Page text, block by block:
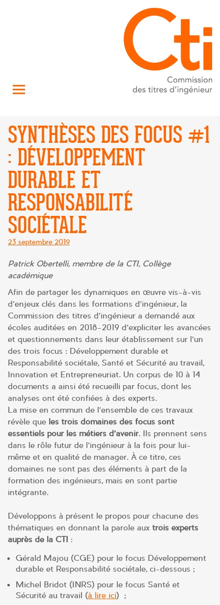
SYNTHÈSES DES FOCUS #1
: DÉVELOPPEMENT
DURABLE ET
RESPONSABILITÉ
SOCIÉTALE
Posté
23 septembre 2019
Patrick Obertelli, membre de la CTI, Collège
académique
Afin de partager les dynamiques en œuvre vis-à-vis
d’enjeux clés dans les formations d’ingénieur, la
Commission des titres d’ingénieur a demandé aux
écoles auditées en 2018-2019 d’expliciter les avancées
et questionnements dans leur établissement sur l’un
des trois focus : Développement durable et
Responsabilité sociétale, Santé et Sécurité au travail,
Innovation et Entrepreneuriat. Un corpus de 10 à 14
documents a ainsi été recueilli par focus, dont les
analyses ont été confiées à des experts.
La mise en commun de l’ensemble de ces travaux
révèle que les trois domaines des focus sont
essentiels pour les métiers d’avenir. Ils prennent sens
dans le rôle futur de l’ingénieur à la fois pour lui-
même et en qualité de manager. À ce titre, ces
domaines ne sont pas des éléments à part de la
formation des ingénieurs, mais en sont partie
intégrante.
Développons à présent le propos pour chacune des
thématiques en donnant la parole aux trois experts
auprès de la CTI :
Gérald Majou (CGE) pour le focus Développement
durable et Responsabilité sociétale, ci-dessous ;
Michel Bridot (INRS) pour le focus Santé et
Sécurité au travail (à lire ici) ;